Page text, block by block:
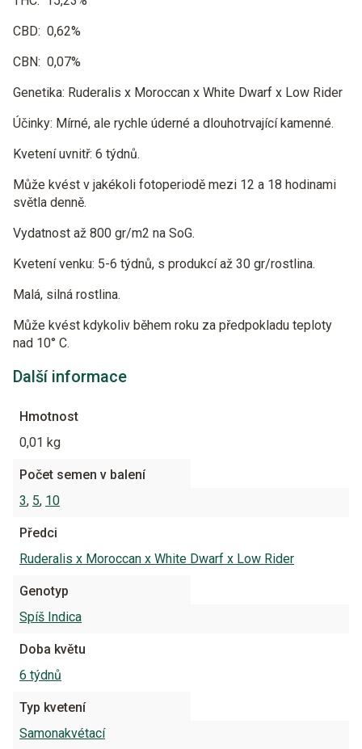
CBD: 0,62%
CBN: 0,07%
Genetika: Ruderalis x Moroccan x White Dwarf x Low Rider
Účinky: Mírné, ale rychle úderné a dlouhotrvající kamenné.
Kvetení uvnitř: 6 týdnů.
Může kvést v jakékoli fotoperiodě mezi 12 a 18 hodinami
světla denně.
Vydatnost až 800 gr/m2 na SoG.
Kvetení venku: 5-6 týdnů, s produkcí až 30 gr/rostlina.
Malá, silná rostlina.
Může kvést kdykoliv během roku za předpokladu teploty
nad 10° C.
Další informace
Hmotnost
0,01 kg
Počet semen v balení
3, 5, 10
Předci
Ruderalis x Moroccan x White Dwarf x Low Rider
Genotyp
Spíš Indica
Doba květu
6 týdnů
Typ kvetení
Samonakvétací